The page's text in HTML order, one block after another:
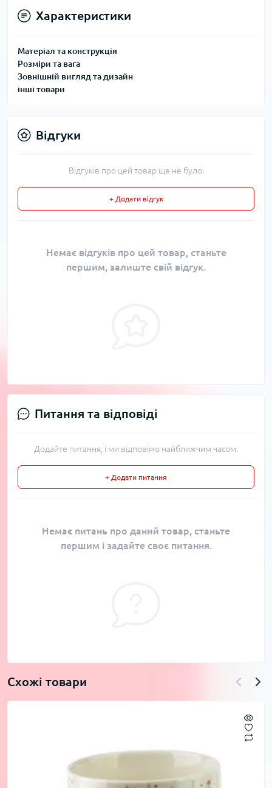
Характеристики
Матеріал та конструкція
Розміри та вага
Зовнішній вигляд та дизайн
інші товари
Відгуки
Відгуків про цей товар ще не було.
+ Додати відгук
Немає відгуків про цей товар, станьте
першим, залиште свій відгук.
Питання та відповіді
Додайте питання, і ми відповімо найближчим часом.
+ Додати питання
Немає питань про даний товар, станьте
першим і задайте своє питання.
Схожі товари